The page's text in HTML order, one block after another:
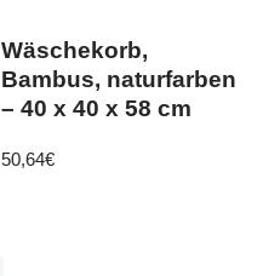
Wäschekorb,
Bambus, naturfarben
– 40 x 40 x 58 cm
50,64€